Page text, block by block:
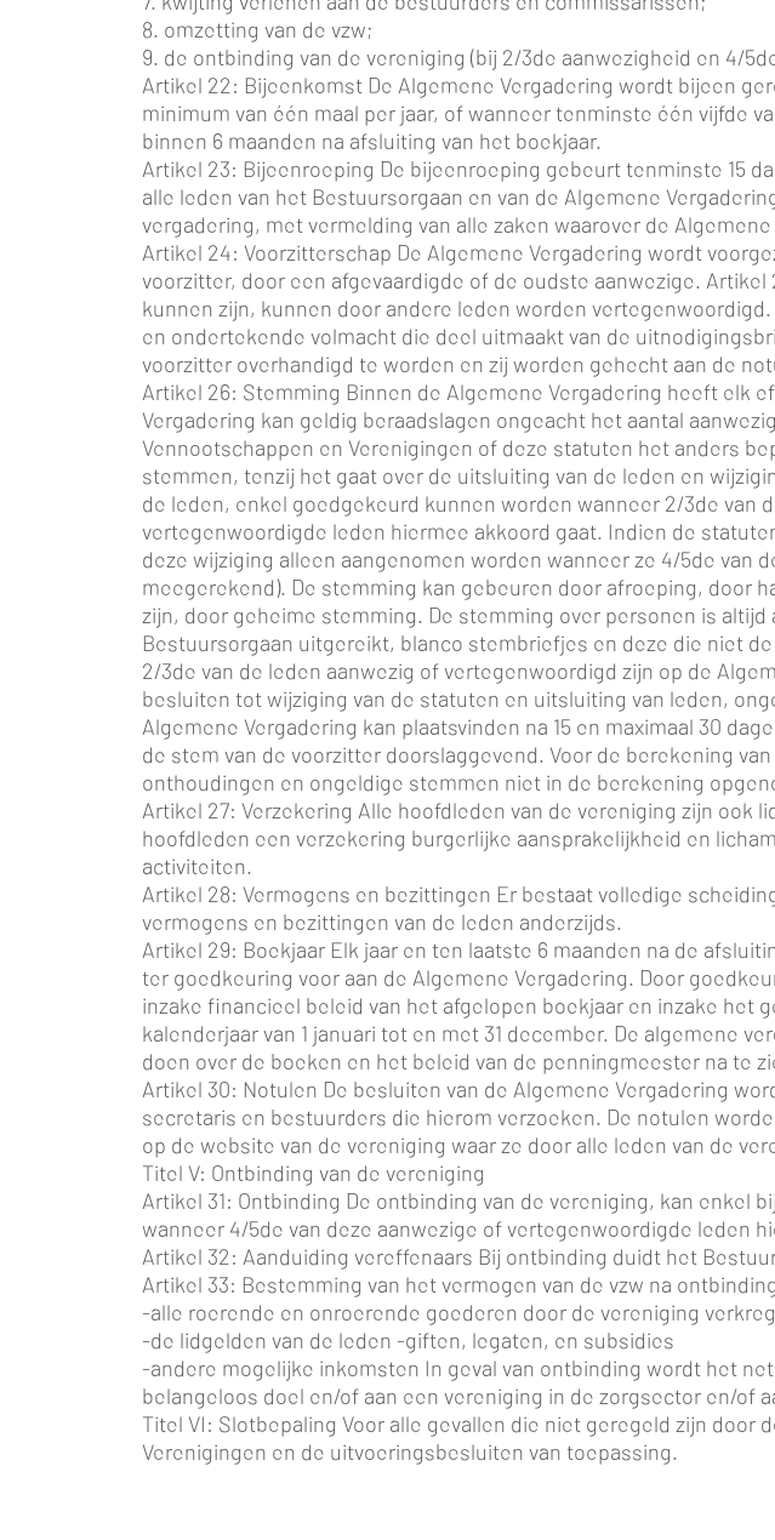
8. omzetting van de vzw;
9. de ontbinding van de vereniging (bij 2/3de aanwezigheid en 4/
Artikel 22: Bijeenkomst De Algemene Vergadering wordt bijeen
minimum van één maal per jaar, of wanneer tenminste één vijfde
binnen 6 maanden na afsluiting van het boekjaar.
Artikel 23: Bijeenroeping De bijeenroeping gebeurt tenminste 15
alle leden van het Bestuursorgaan en van de Algemene
vergadering, met vermelding van alle zaken waarover de
Artikel 24: Voorzitterschap De Algemene Vergadering wordt
voorzitter, door een afgevaardigde of de oudste aanwezige.
kunnen zijn, kunnen door andere leden worden
en ondertekende volmacht die deel uitmaakt van de
voorzitter overhandigd te worden en zij worden gehecht aan de
Artikel 26: Stemming Binnen de Algemene Vergadering heeft elk
Vergadering kan geldig beraadslagen ongeacht het aantal
Vennootschappen en Verenigingen of deze statuten het anders
stemmen, tenzij het gaat over de uitsluiting van de leden en
de leden, enkel goedgekeurd kunnen worden wanneer 2/3de van
vertegenwoordigde leden hiermee akkoord gaat. Indien de
deze wijziging alleen aangenomen worden wanneer ze 4/5de
meegerekend). De stemming kan gebeuren door afroeping, door
zijn, door geheime stemming. De stemming over personen is
Bestuursorgaan uitgereikt, blanco stembriefjes en deze die niet
2/3de van de leden aanwezig of vertegenwoordigd zijn op de
besluiten tot wijziging van de statuten en uitsluiting van leden,
Algemene Vergadering kan plaatsvinden na 15 en maximaal 30
de stem van de voorzitter doorslaggevend. Voor de berekening
onthoudingen en ongeldige stemmen niet in de berekening
Artikel 27: Verzekering Alle hoofdleden van de vereniging zijn ook
hoofdleden een verzekering burgerlijke aansprakelijkheid en
activiteiten.
Artikel 28: Vermogens en bezittingen Er bestaat volledige
vermogens en bezittingen van de leden anderzijds.
Artikel 29: Boekjaar Elk jaar en ten laatste 6 maanden na de
ter goedkeuring voor aan de Algemene Vergadering. Door
inzake financieel beleid van het afgelopen boekjaar en inzake
kalenderjaar van 1 januari tot en met 31 december. De algemene
doen over de boeken en het beleid van de penningmeester na te
Artikel 30: Notulen De besluiten van de Algemene Vergadering
secretaris en bestuurders die hierom verzoeken. De notulen
op de website van de vereniging waar ze door alle leden van de
Titel V: Ontbinding van de vereniging
Artikel 31: Ontbinding De ontbinding van de vereniging, kan enkel
wanneer 4/5de van deze aanwezige of vertegenwoordigde leden
Artikel 32: Aanduiding vereffenaars Bij ontbinding duidt het
Artikel 33: Bestemming van het vermogen van de vzw na
-alle roerende en onroerende goederen door de vereniging
-de lidgelden van de leden -giften, legaten, en subsidies
-andere mogelijke inkomsten In geval van ontbinding wordt het
belangeloos doel en/of aan een vereniging in de zorgsector en/of
Titel VI: Slotbepaling Voor alle gevallen die niet geregeld zijn
Verenigingen en de uitvoeringsbesluiten van toepassing.